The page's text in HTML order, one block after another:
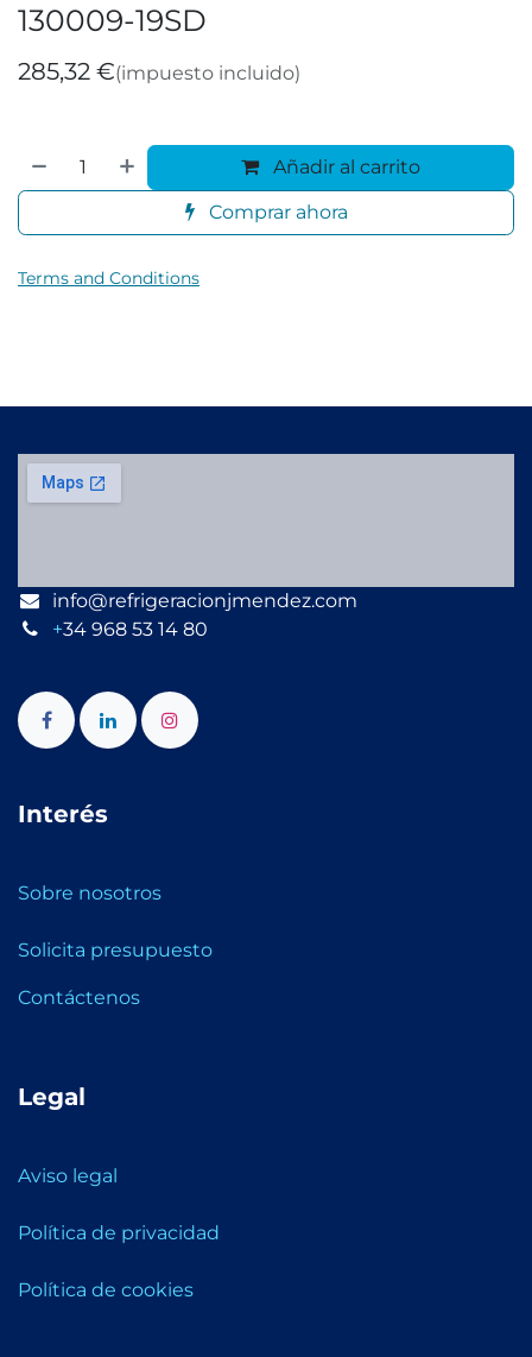
130009-19SD
285,32 €(impuesto incluido)
Añadir al carrito
Comprar ahora
Terms and Conditions
info@refrigeracionjmendez.com
+34 968 53 14 80
Interés
Sobre nosotros
Solicita presupuesto
Contáctenos
Legal
Aviso legal
Política de privacidad
Política de cookies